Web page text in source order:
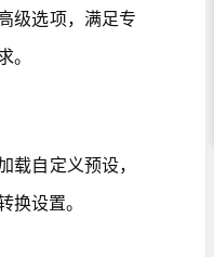
级选项，满足专
。
载自定义预设，
换设置。